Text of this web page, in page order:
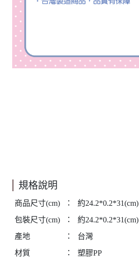
規格說明
商品尺寸(cm) ：
約24.2*0.2*31(cm)
包裝尺寸(cm)
：
約24.2*0.2*31(cm)
產地
：
台灣
材質
：
塑膠PP